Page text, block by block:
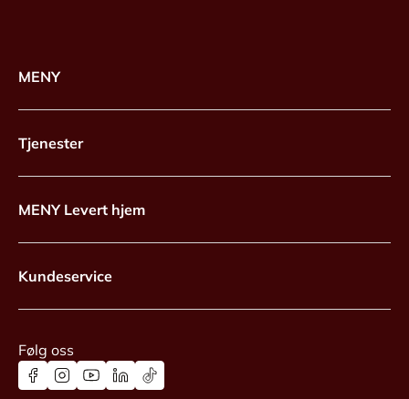
MENY
Tjenester
MENY Levert hjem
Kundeservice
Følg oss